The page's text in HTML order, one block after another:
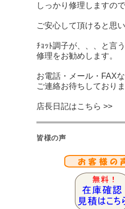
しっかり修理しますので
ご安心して頂けると思い
ﾁｮｯﾄ調子が、、、と言
修理をお勧めします。
お電話・メール・FAX
ご連絡お待ちしておりま
店長日記はこちら >>
皆様の声